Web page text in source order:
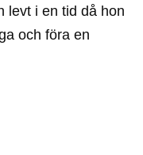
levt i en tid då hon
och föra en